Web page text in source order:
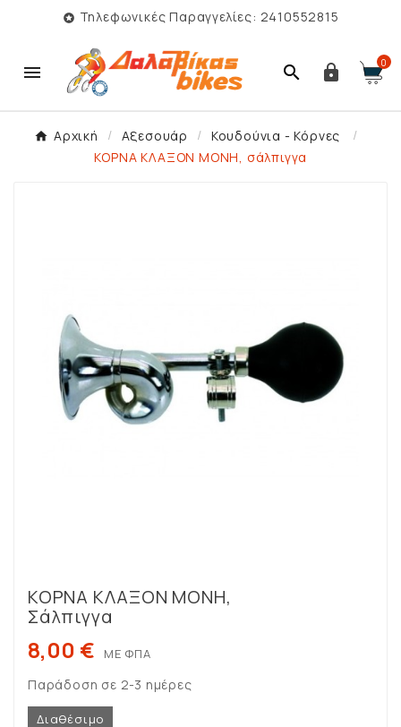
 Τηλεφωνικές Παραγγελίες: 2410552815
   0
Αρχική Αξεσουάρ
Κουδούνια - Κόρνες
ΚΟΡΝΑ ΚΛΑΞΟΝ ΜΟΝΗ, σάλπιγγα
ΚΟΡΝΑ ΚΛΑΞΟΝ ΜΟΝΗ,
Σάλπιγγα
8,00 € ΜΕ ΦΠΑ
Παράδοση σε 2-3 ημέρες
Διαθέσιμο